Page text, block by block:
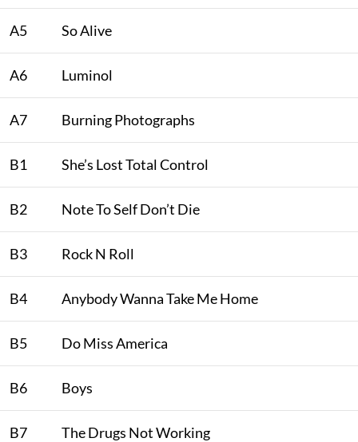
A5 So Alive
A6 Luminol
A7 Burning Photographs
B1 She’s Lost Total Control
B2 Note To Self Don’t Die
B3 Rock N Roll
B4 Anybody Wanna Take Me Home
B5 Do Miss America
B6 Boys
B7 The Drugs Not Working